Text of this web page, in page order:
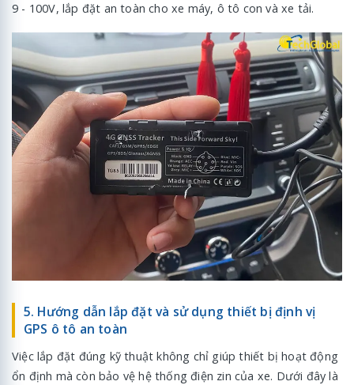
9 - 100V, lắp đặt an toàn cho xe máy, ô tô con và xe tải.
5. Hướng dẫn lắp đặt và sử dụng thiết bị định vị
GPS ô tô an toàn
Việc lắp đặt đúng kỹ thuật không chỉ giúp thiết bị hoạt động
ổn định mà còn bảo vệ hệ thống điện zin của xe. Dưới đây là